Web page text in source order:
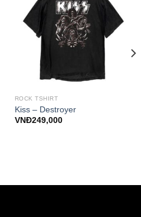
ROCK TSHIRT
Kiss – Destroyer
VNĐ249,000